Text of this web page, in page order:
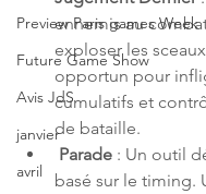
Preview Paris games Week
Future Game Show
Avis JdS
janvier
avril
ennemis au
exploser les
opportun pour
cumulatifs et
de bataille.
Parade : Un outil
basé sur le timing.